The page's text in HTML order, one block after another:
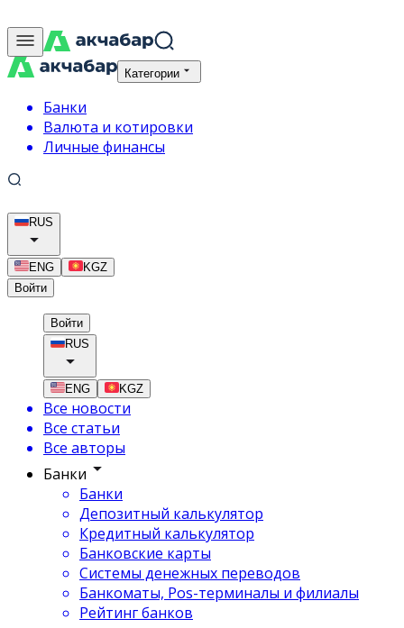
Категории
Банки
Валюта и котировки
Личные финансы
RUS
ENG
KGZ
Войти
Войти
RUS
ENG KGZ
Все новости
Все статьи
Все авторы
Банки
Банки
Депозитный калькулятор
Кредитный калькулятор
Банковские карты
Системы денежных переводов
Банкоматы, Pos-терминалы и филиалы
Рейтинг банков